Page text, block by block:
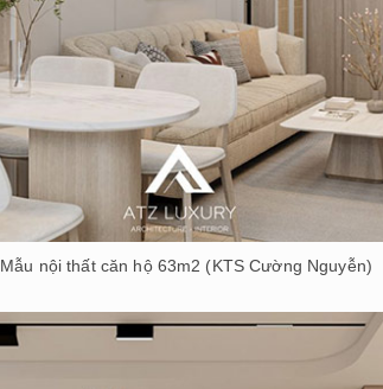
Mẫu nội thất căn hộ 63m2 (KTS Cường Nguyễn)